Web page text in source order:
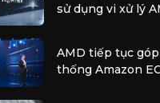
sử dụng vi xử lý
AMD tiếp tục
thống Amazon